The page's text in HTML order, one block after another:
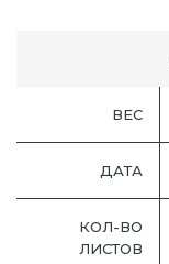
ВЕС
ДАТА
КОЛ-ВО
ЛИСТОВ